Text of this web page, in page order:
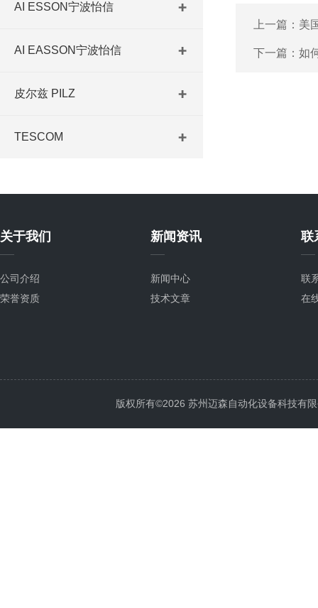
AI ESSON宁波怡信
AI EASSON宁波怡信
皮尔兹 PILZ
TESCOM
上一篇： 美
下一篇： 如
关于我们
公司介绍
荣誉资质
新闻资讯
新闻中心
技术文章
联
联
在
版权所有©2026 苏州迈森自动化设备科技有